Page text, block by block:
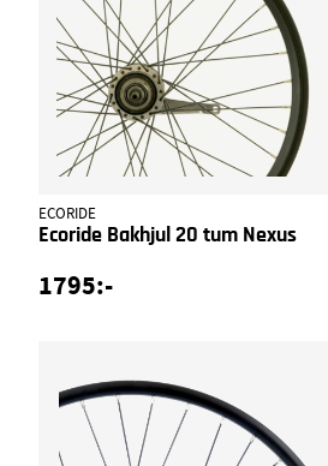
ECORIDE
Ecoride Bakhjul 20 tum Nexus
1795:-